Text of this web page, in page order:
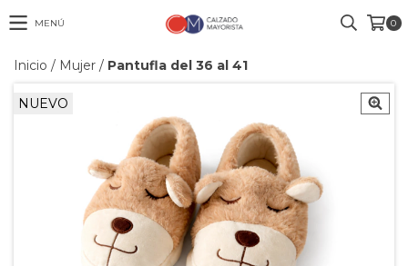
MENÚ 0
Inicio / Mujer / Pantufla del 36 al 41
NUEVO